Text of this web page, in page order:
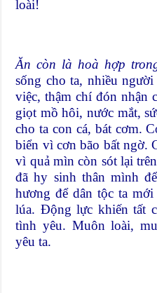
loài!
Ăn còn là hoà hợp
sống cho ta, nhiều
việc, thậm chí đón nhận
giọt mồ hôi, nước mắt,
cho ta con cá, bát cơm.
biển vì cơn bão bất ngờ.
vì quả mìn còn sót lại
đã hy sinh thân mình
hương để dân tộc ta
lúa. Động lực khiến tất
tình yêu. Muôn loài,
yêu ta.